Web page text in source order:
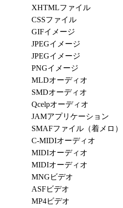
XHTMLファイル
CSSファイル
GIFイメージ
JPEGイメージ
JPEGイメージ
PNGイメージ
MLDオーディオ
SMDオーディオ
Qcelpオーディオ
JAMアプリケーション
SMAFファイル（着メロ）
C-MIDIオーディオ
MIDIオーディオ
MIDIオーディオ
MNGビデオ
ASFビデオ
MP4ビデオ